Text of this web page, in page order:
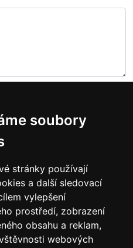
soubory
stránky používají
a další sledovací
vylepšení
prostředí, zobrazení
obsahu a reklam,
webových